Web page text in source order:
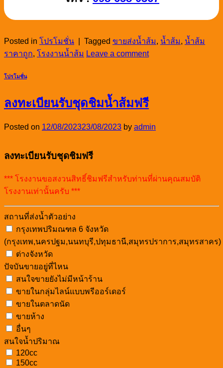
Posted in โปรโมชั่น Tagged ขายส่งน้ำส้ม, น้ำส้ม, น้ำส้ม
ราคาถูก, โรงงานน้ำส้ม Leave a comment
โปรโมชั่น
ลงทะเบียนรับชุดชิมน้ำส้มฟรี
Posted on 12/08/202323/08/2023 by admin
ลงทะเบียนรับชุดชิมฟรี
*** โรงงานขอสงวนสิทธิ์ชิมฟรีสำหรับท่านที่ผ่านคุณสมบัติ
โรงงานเท่านั้นครับ ***
สถานที่ส่งน้ำตัวอย่าง
กรุงเทพปริมณฑล 6 จังหวัด
(กรุงเทพ,นครปฐม,นนทบุรี,ปทุมธานี,สมุทรปราการ,สมุทรสาคร)
ต่างจังหวัด
ปัจบันขายอยู่ที่ไหน
สนใจขายยังไม่มีหน้าร้าน
ขายในกลุ่มไลน์แบบพรีออร์เดอร์
ขายในตลาดนัด
ขายห้าง
อื่นๆ
สนใจน้ำปริมาณ
120cc
150cc